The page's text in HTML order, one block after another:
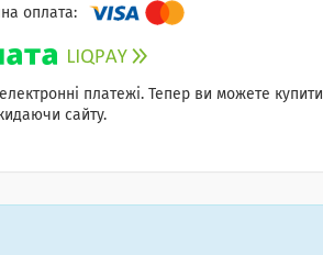
платежі. Тепер ви можете купити
сайту.